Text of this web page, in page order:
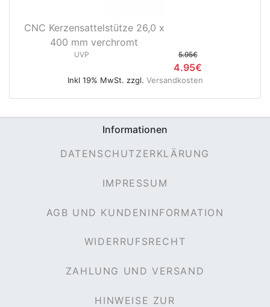
CNC Kerzensattelstütze 26,0 x
400 mm verchromt
UVP 5.95€
4.95€
Inkl 19% MwSt. zzgl. Versandkosten
Informationen
DATENSCHUTZERKLÄRUNG
IMPRESSUM
AGB UND KUNDENINFORMATION
WIDERRUFSRECHT
ZAHLUNG UND VERSAND
HINWEISE ZUR